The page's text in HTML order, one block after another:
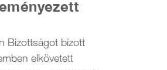
Bizottságot bízott
elkövetett